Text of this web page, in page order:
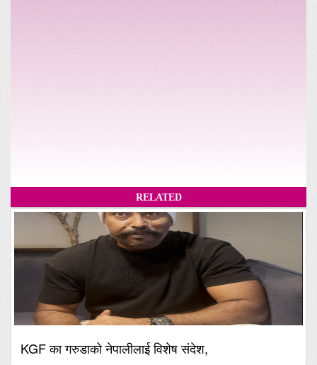
RELATED
KGF का गरुडाको नेपालीलाई विशेष संदेश,